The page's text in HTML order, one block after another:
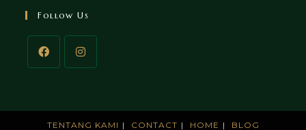
Follow Us
TENTANG KAMI CONTACT HOME BLOG